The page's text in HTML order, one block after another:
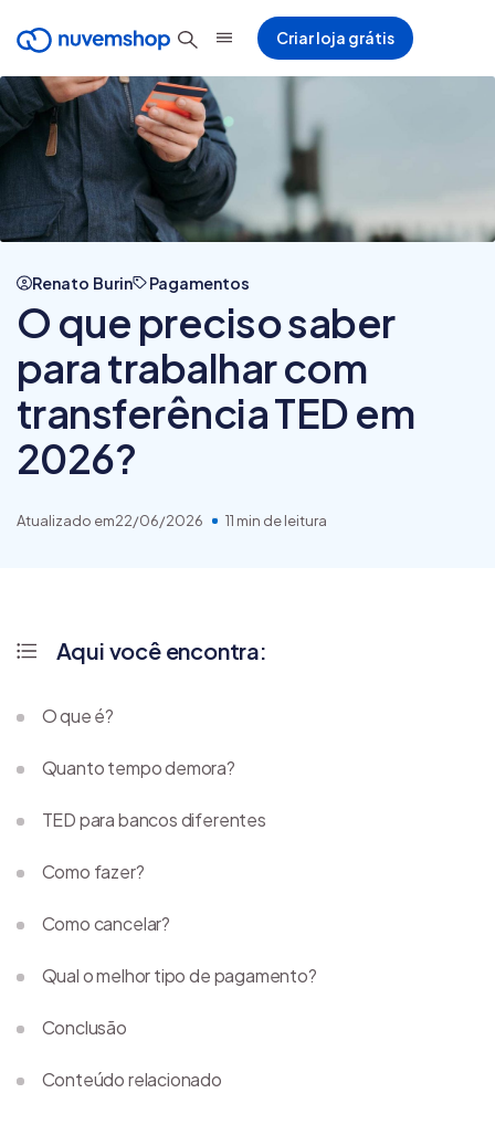
Criar loja grátis
Renato Burin Pagamentos
O que preciso saber
para trabalhar com
transferência TED em
2026?
Atualizado em22/06/2026 11 min de leitura
Aqui você encontra:
O que é?
Quanto tempo demora?
TED para bancos diferentes
Como fazer?
Como cancelar?
Qual o melhor tipo de pagamento?
Conclusão
Conteúdo relacionado